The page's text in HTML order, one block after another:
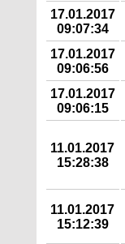
17.01.2017
09:07:34
17.01.2017
09:06:56
17.01.2017
09:06:15
11.01.2017
15:28:38
11.01.2017
15:12:39